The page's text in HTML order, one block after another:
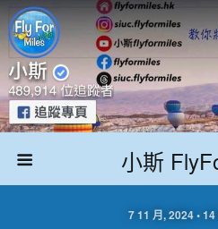
小斯
7 11 月, 2024 •